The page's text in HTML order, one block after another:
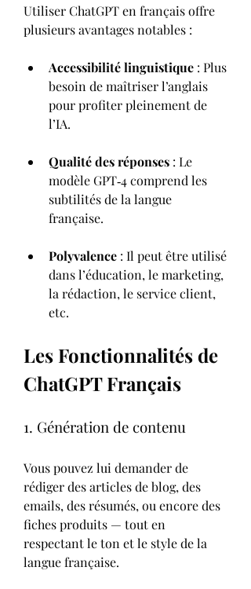
Utiliser ChatGPT en français offre
plusieurs avantages notables :
Accessibilité linguistique : Plus
besoin de maîtriser l’anglais
pour profiter pleinement de
l’IA.
Qualité des réponses : Le
modèle GPT‑4 comprend les
subtilités de la langue
française.
Polyvalence : Il peut être utilisé
dans l’éducation, le marketing,
la rédaction, le service client,
etc.
Les Fonctionnalités de
ChatGPT Français
1. Génération de contenu
Vous pouvez lui demander de
rédiger des articles de blog, des
emails, des résumés, ou encore des
fiches produits — tout en
respectant le ton et le style de la
langue française.